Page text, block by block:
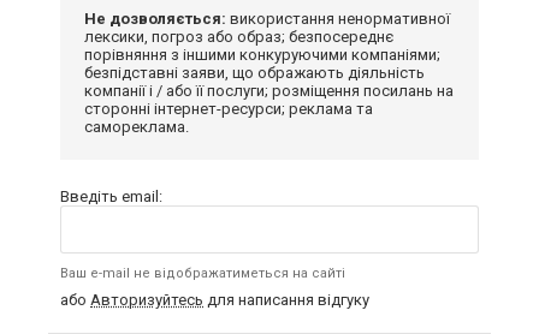
Не дозволяється: використання ненормативної
лексики, погроз або образ; безпосереднє
порівняння з іншими конкуруючими компаніями;
безпідставні заяви, що ображають діяльність
компанії і / або її послуги; розміщення посилань на
сторонні інтернет-ресурси; реклама та
самореклама.
Введіть email:
Ваш e-mail не відображатиметься на сайті
або Авторизуйтесь для написання відгуку